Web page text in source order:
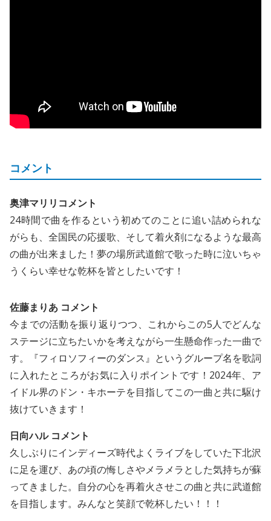
コメント
奥津マリリコメント
24時間で曲を作るという初めてのことに追い詰められな
がらも、全国民の応援歌、そして着火剤になるような最高
の曲が出来ました！夢の場所武道館で歌った時に泣いちゃ
うくらい幸せな乾杯を皆としたいです！
佐藤まりあ コメント
今までの活動を振り返りつつ、これからこの5人でどんな
ステージに立ちたいかを考えながら一生懸命作った一曲で
す。『フィロソフィーのダンス』というグループ名を歌詞
に入れたところがお気に入りポイントです！2024年、ア
イドル界のドン・キホーテを目指してこの一曲と共に駆け
抜けていきます！
日向ハル コメント
久しぶりにインディーズ時代よくライブをしていた下北沢
に足を運び、あの頃の悔しさやメラメラとした気持ちが蘇
ってきました。自分の心を再着火させこの曲と共に武道館
を目指します。みんなと笑顔で乾杯したい！！！